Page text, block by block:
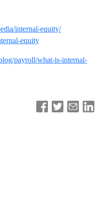
internal-equity/
equity
payroll/what-is-internal-